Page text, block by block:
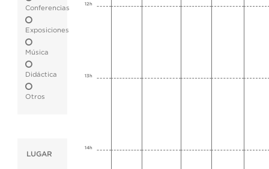
Conferencias
Exposiciones
Música
Didáctica
Otros
LUGAR
12h
13h
14h